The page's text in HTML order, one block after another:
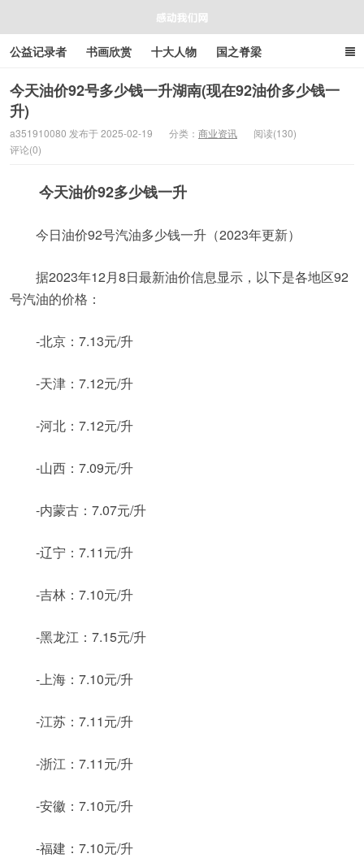
感动我们网
公益记录者 书画欣赏 十大人物 国之脊梁
好人好事 感人资讯 商业资讯 在线工具箱
今天油价92号多少钱一升湖南(现在92油价多少钱一
升)
a351910080 发布于 2025-02-19 分类： 商业资讯
阅读(130)
评论(0)
今天油价92多少钱一升
今日油价92号汽油多少钱一升（2023年更新）
据2023年12月8日最新油价信息显示，以下是各地区92
号汽油的价格：
-北京：7.13元/升
-天津：7.12元/升
-河北：7.12元/升
-山西：7.09元/升
-内蒙古：7.07元/升
-辽宁：7.11元/升
-吉林：7.10元/升
-黑龙江：7.15元/升
-上海：7.10元/升
-江苏：7.11元/升
-浙江：7.11元/升
-安徽：7.10元/升
-福建：7.10元/升